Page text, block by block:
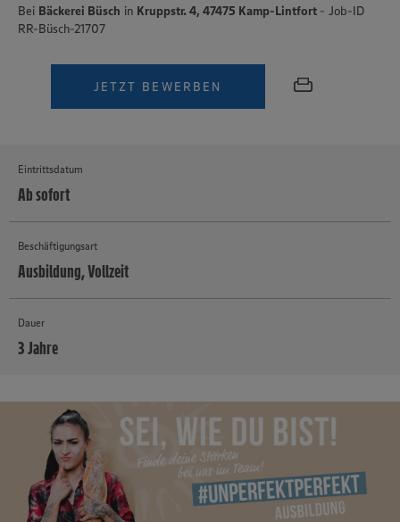
Bei Bäckerei Büsch in Kruppstr. 4, 47475 Kamp-Lintfort - Job-ID
RR-Büsch-21707
JETZT BEWERBEN
Eintrittsdatum
Ab sofort
Beschäftigungsart
Ausbildung, Vollzeit
Dauer
3 Jahre